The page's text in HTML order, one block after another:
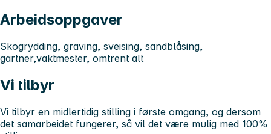
Arbeidsoppgaver
Skogrydding, graving, sveising, sandblåsing,
gartner,vaktmester, omtrent alt
Vi tilbyr
Vi tilbyr en midlertidig stilling i første omgang, og dersom
det samarbeidet fungerer, så vil det være mulig med 100%